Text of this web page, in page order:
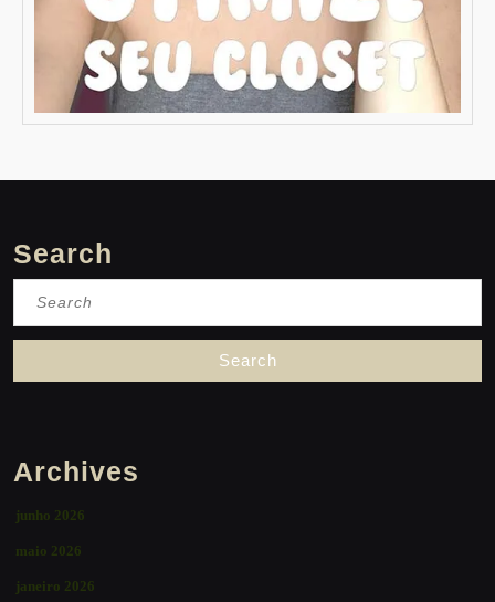
Search
Archives
junho 2026
maio 2026
janeiro 2026